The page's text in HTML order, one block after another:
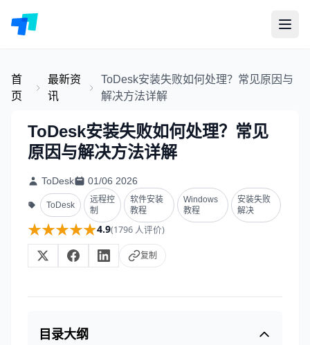
首
页
最新资
讯
ToDesk安装失败如何处理？常见原因与
解决方法详解
ToDesk安装失败如何处理？常见
原因与解决方法详解
ToDesk 01/06 2026
ToDesk
远程控
制
软件安装
教程
Windows
教程
安装失败
解决
★★★★★
★★★★★4.9(1796 人评价)
复制
目录大纲